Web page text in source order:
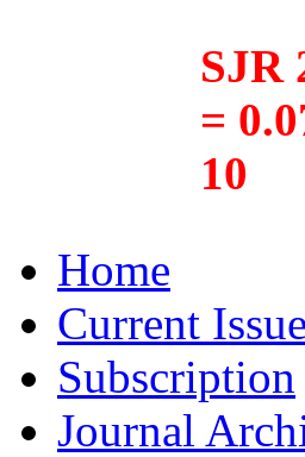
SJR
=
10
Home
Current Issue
Subscription
Journal